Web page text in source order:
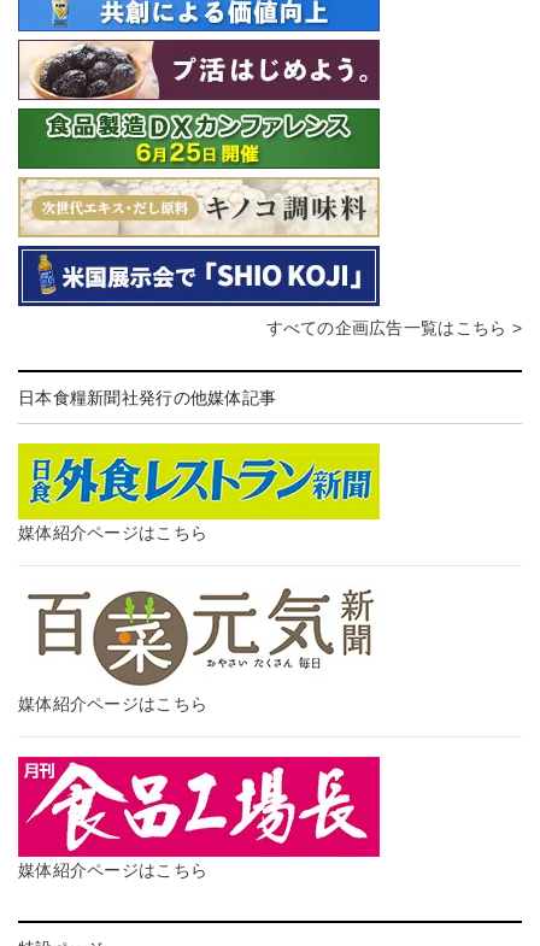
すべての企画広告一覧はこちら >
日本食糧新聞社発行の他媒体記事
媒体紹介ページはこちら
媒体紹介ページはこちら
媒体紹介ページはこちら